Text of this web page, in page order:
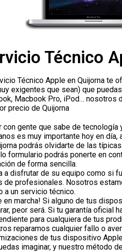
Técnico
Técnico Apple en Quijorna te
exigentes que sean) que
Macbook Pro, iPod… nosotros
precio de Quijorna
con gente que sabe de
es muy importante hoy en
podrás olvidarte de las
formulario podrás ponerte en
de forma sencilla.
a disfrutar de su equipo como si
de profesionales. Nosotros
a un servicio técnico.
en marcha! Si alguno de tus
peor será. Si tu garantía oficial
para cualquiera de tus
reparamos cualquier fallo o
de tus dispositivo
imaginar, y nuestro método